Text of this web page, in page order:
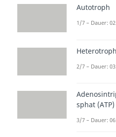
Zum
Autotroph
1/7 – Dauer:
Heterotroph
2/7 – Dauer:
sphat (ATP)
3/7 – Dauer: